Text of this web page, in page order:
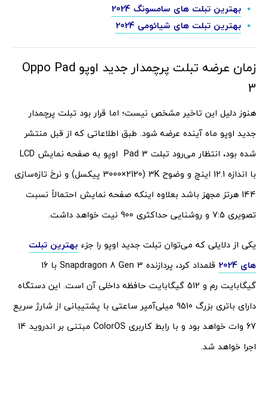
بهترین تبلت های سامسونگ 2024
بهترین تبلت های شیائومی 2024
زمان عرضه تبلت پرچمدار جدید اوپو Oppo Pad
3
هنوز دلیل این تاخیر مشخص نیست؛ اما قرار بود تبلت پرچمدار
جدید اوپو ماه آینده عرضه شود. طبق اطلاعاتی که از قبل منتشر
شده بود، انتظار می‌رود تبلت Pad 3 اوپو به صفحه نمایش LCD
با اندازه 12.1 اینچ و وضوح 3K (3000×2120 پیکسل) و نرخ تازه‌سازی
144 هرتز مجهز باشد بعلاوه اینکه صفحه نمایش احتمالاً نسبت
تصویری 7:5 و روشنایی حداکثری 900 نیت خواهد داشت.
یکی از دلایلی که می‌توان تبلت جدید اوپو را جزء بهترین تبلت
های 2024
قلمداد کرد، پردازنده Snapdragon 8 Gen 3 با 16
گیگابایت رم و 512 گیگابایت حافظه داخلی آن است. این دستگاه
دارای باتری بزرگ 9510 میلی‌آمپر ساعتی با پشتیبانی از شارژ سریع
67 وات خواهد بود و با رابط کاربری ColorOS مبتنی بر اندروید 14
اجرا خواهد شد.